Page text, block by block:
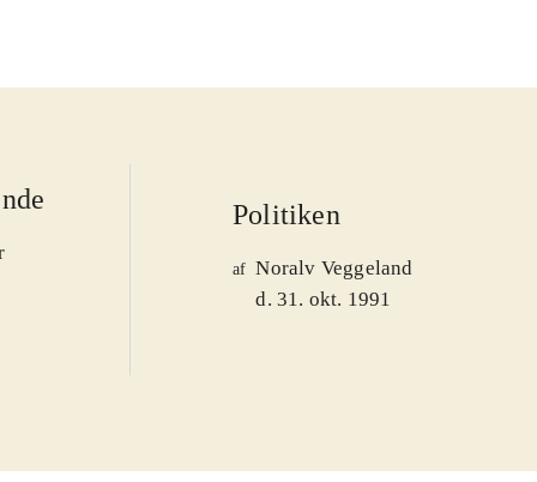
Politiken
af Noralv Veggeland
d. 31. okt. 1991